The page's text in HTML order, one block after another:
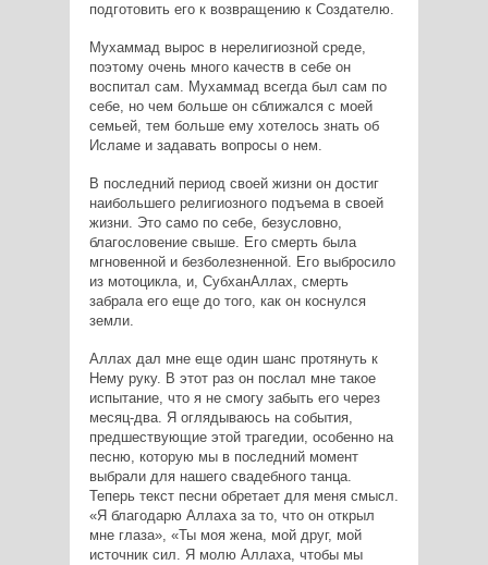
подготовить его к возвращению к Создателю.
Мухаммад вырос в нерелигиозной среде,
поэтому очень много качеств в себе он
воспитал сам. Мухаммад всегда был сам по
себе, но чем больше он сближался с моей
семьей, тем больше ему хотелось знать об
Исламе и задавать вопросы о нем.
В последний период своей жизни он достиг
наибольшего религиозного подъема в своей
жизни. Это само по себе, безусловно,
благословение свыше. Его смерть была
мгновенной и безболезненной. Его выбросило
из мотоцикла, и, СубханАллах, смерть
забрала его еще до того, как он коснулся
земли.
Аллах дал мне еще один шанс протянуть к
Нему руку. В этот раз он послал мне такое
испытание, что я не смогу забыть его через
месяц-два. Я оглядываюсь на события,
предшествующие этой трагедии, особенно на
песню, которую мы в последний момент
выбрали для нашего свадебного танца.
Теперь текст песни обретает для меня смысл.
«Я благодарю Аллаха за то, что он открыл
мне глаза», «Ты моя жена, мой друг, мой
источник сил. Я молю Аллаха, чтобы мы